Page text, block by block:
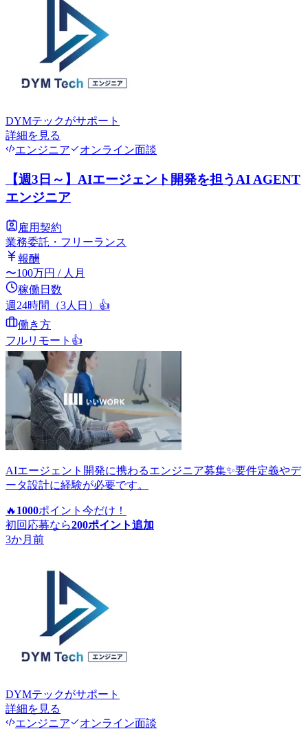
DYMテックがサポート
詳細を見る
エンジニア
オンライン面談
【週3日～】AIエージェント開発を担うAI AGENT
エンジニア
雇用契約
業務委託・フリーランス
報酬
〜100万円 / 人月
稼働日数
週24時間（3人日） 👍
働き方
フルリモート 👍
AIエージェント開発に携わるエンジニア募集✨要件定義やデ
ータ設計に経験が必要です。
🔥 1000ポイント 今だけ！
初回応募なら200ポイント追加
3か月前
DYMテックがサポート
詳細を見る
エンジニア
オンライン面談